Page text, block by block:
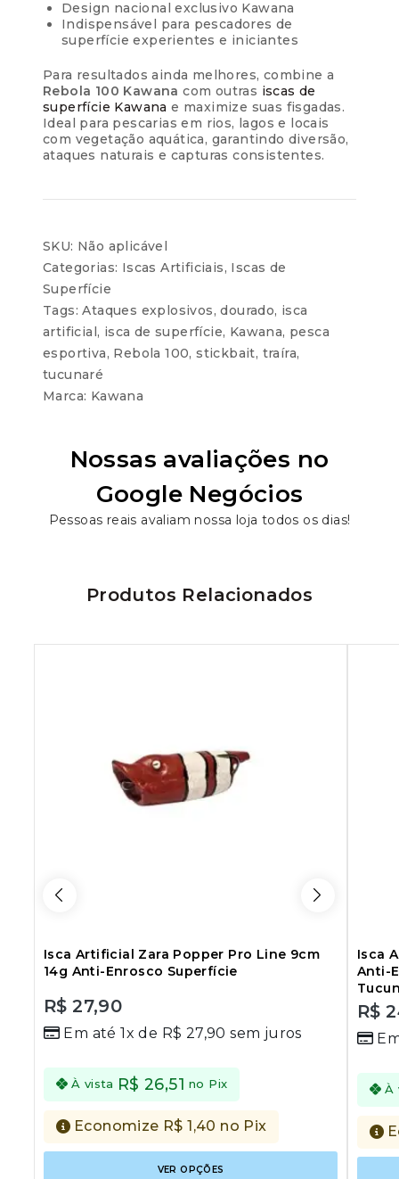
Design nacional exclusivo Kawana
Indispensável para pescadores de
superfície experientes e iniciantes
Para resultados ainda melhores, combine a
Rebola 100 Kawana com outras iscas de
superfície Kawana e maximize suas fisgadas.
Ideal para pescarias em rios, lagos e locais
com vegetação aquática, garantindo diversão,
ataques naturais e capturas consistentes.
SKU: Não aplicável
Categorias: Iscas Artificiais, Iscas de
Superfície
Tags:Ataques explosivos,dourado, isca
artificial, isca de superfície, Kawana, pesca
esportiva, Rebola 100,stickbait, traíra,
tucunaré
Marca: Kawana
Nossas avaliações no
Google Negócios
Pessoas reais avaliam nossa loja todos os dias!
Produtos Relacionados
Isca Artificial Zara Popper Pro Line 9cm
14g Anti-Enrosco Superfície
out
5
R$27,90
Em até 1x de R$ 27,90 sem juros
À vista R$26,51 no Pix
Economize R$1,40 no Pix
VER OPÇÕES
Este
Isca
Anti-
out
5
R$
À